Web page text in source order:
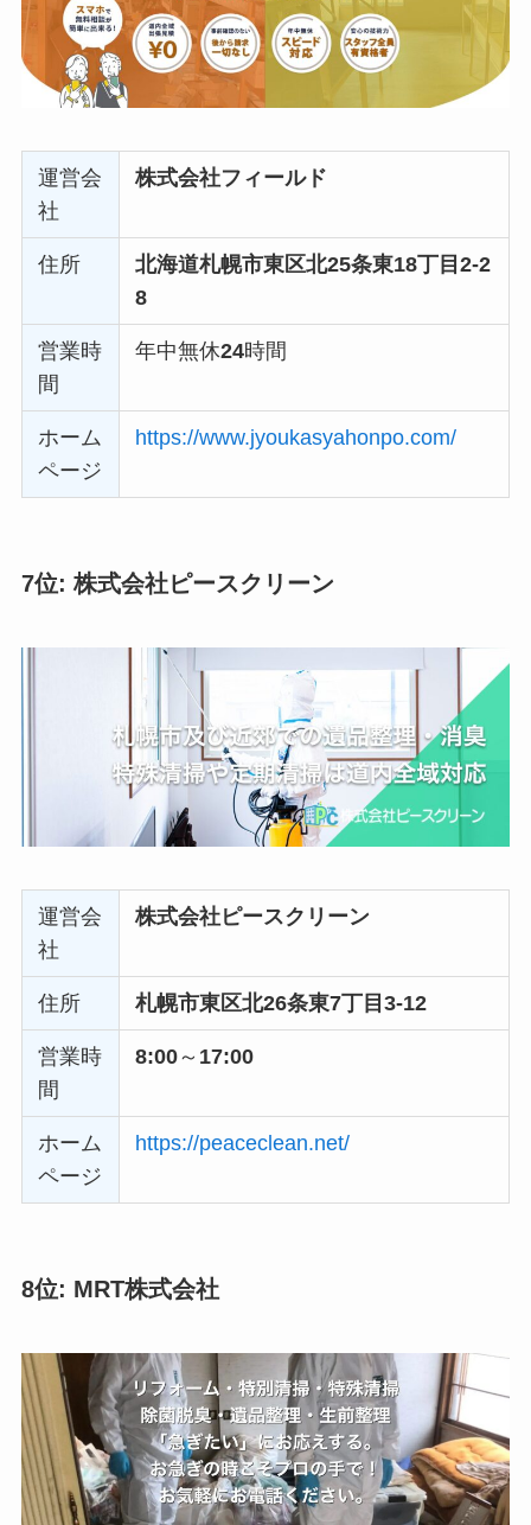
運営会
社
株式会社フィールド
住所
北海道札幌市東区北25条東18丁目2-2
8
営業時
間
年中無休24時間
ホーム
ページ
https://www.jyoukasyahonpo.com/
7位: 株式会社ピースクリーン
運営会
社
株式会社ピースクリーン
住所 札幌市東区北26条東7丁目3-12
営業時
間
8:00～ 17:00
ホーム
ページ
https://peaceclean.net/
8位: MRT株式会社